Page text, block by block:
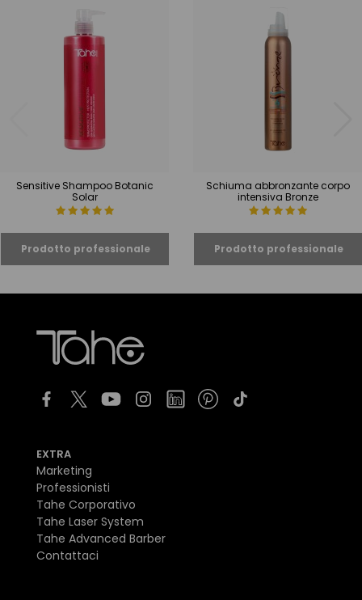
Sensitive Shampoo Botanic
Solar
Schiuma abbronzante corpo
intensiva Bronze
EXTRA
Marketing
Professionisti
Tahe Corporativo
Tahe Laser System
Tahe Advanced Barber
Contattaci